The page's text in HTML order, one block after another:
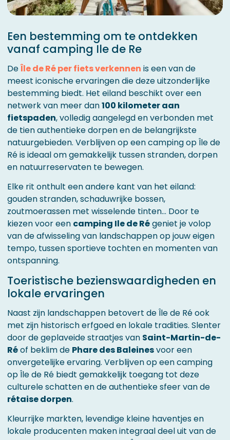
Een bestemming om te ontdekken
vanaf camping Ile de Re
DeÎle de Ré per fiets verkennen is een van de
meest iconische ervaringen die deze uitzonderlijke
bestemming biedt. Het eiland beschikt over een
netwerk van meer dan100 kilometer aan
fietspaden, volledig aangelegd en verbonden met
de tien authentieke dorpen en de belangrijkste
natuurgebieden. Verblijven op een camping op Île de
Ré is ideaal om gemakkelijk tussen stranden, dorpen
en natuurreservaten te bewegen.
Elke rit onthult een andere kant van het eiland:
gouden stranden, schaduwrijke bossen,
zoutmoerassen met wisselende tinten... Door te
kiezen voor een camping Ile de Régeniet je volop
van de afwisseling van landschappen op jouw eigen
tempo, tussen sportieve tochten en momenten van
ontspanning.
Toeristische bezienswaardigheden en
lokale ervaringen
Naast zijn landschappen betovert de Île de Ré ook
met zijn historisch erfgoed en lokale tradities. Slenter
door de geplaveide straatjes van Saint-Martin-de-
Réof beklim de Phare des Baleinesvoor een
onvergetelijke ervaring. Verblijven op een camping
op Île de Ré biedt gemakkelijk toegang tot deze
culturele schatten en de authentieke sfeer van de
rétaise dorpen.
Kleurrijke markten, levendige kleine haventjes en
lokale producenten maken integraal deel uit van de